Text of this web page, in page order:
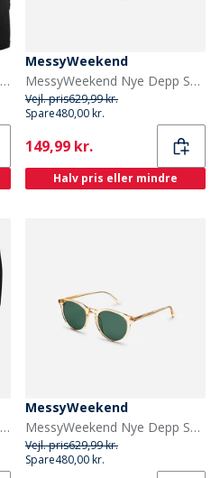
Resteröds Herre 5-pak bomuldsboksere sort
MessyWeekend
MessyWeekend Nye Depp Solbriller Roser
Vejl. pris629,99 kr.
Spare480,00 kr.
Current
149,99 kr.
Halv pris eller mindre
JACK & JONES Herre Jaccorp Logo 6-pak Boxer Briefs Pack 5 Black
MessyWeekend
MessyWeekend Nye Depp Solbriller Champagne
Vejl. pris629,99 kr.
Spare480,00 kr.